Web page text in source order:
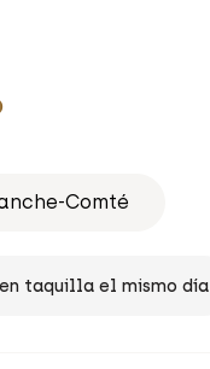
Comté
taquilla el mismo día